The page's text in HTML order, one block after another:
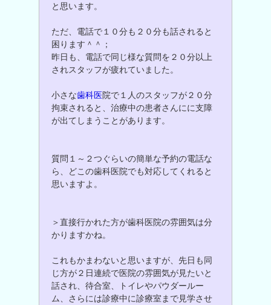
と思います。
ただ、電話で１０分も２０分も話されると
困ります＾＾；
昨日も、電話で同じ様な質問を２０分以上
されスタッフが疲れていました。
小さな歯科医院で１人のスタッフが２０分
拘束されると、治療中の患者さんにに支障
が出てしまうことがあります。
質問１～２つぐらいの簡単な予約の電話な
ら、どこの歯科医院でも対応してくれると
思いますよ。
＞直接行かれた方が歯科医院の雰囲気は分
かりますかね。
これもかまわないと思いますが、先日も同
じ方が２日連続で医院の雰囲気が見たいと
話され、待合室、トイレやパウダールー
ム、さらには診療中に診療室まで見学させ